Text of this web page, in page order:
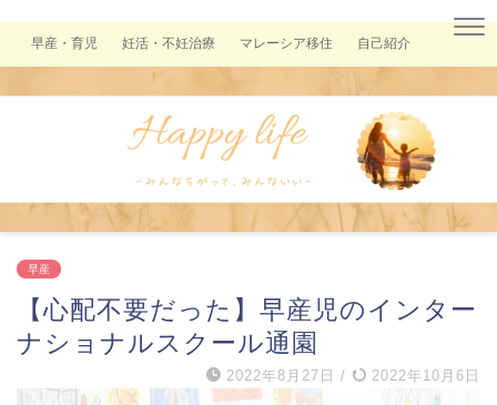
早産・育児 妊活・不妊治療 マレーシア移住 自己紹介
早産
【心配不要だった】早産児のインター
ナショナルスクール通園
2022年8月27日 / 2022年10月6日